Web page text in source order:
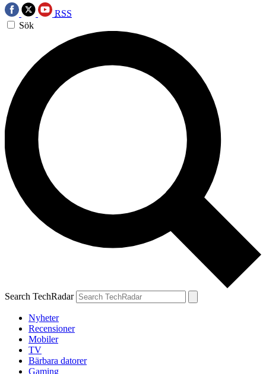
RSS
Sök
Search TechRadar
Nyheter
Recensioner
Mobiler
TV
Bärbara datorer
Gaming